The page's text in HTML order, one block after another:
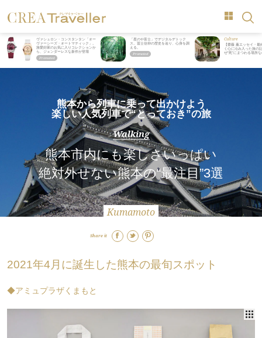
ヴァシュロン・コンスタンタン「オー
ヴァーシーズ・オートマティック」。
旅愛好家のお気に入りコレクションか
ら、ジェンダーレスな新作が登場
「星のや富士」でデジタルデトック
ス。冨士信仰の歴史を辿り、心身を調
える。
Culture
【齋藤 薫エッセイ・最
く心に沁み入った旅の
ぜ“死”にまつわる場所
熊本から列車に乗って出かけよう
楽しい人気列車で“とっておき”の旅
Walking
熊本市内にも楽しさいっぱい
絶対外せない熊本の“最注目”3選
Kumamoto
Share it
2021年4月に誕生した熊本の最旬スポット
◆アミュプラザくまもと